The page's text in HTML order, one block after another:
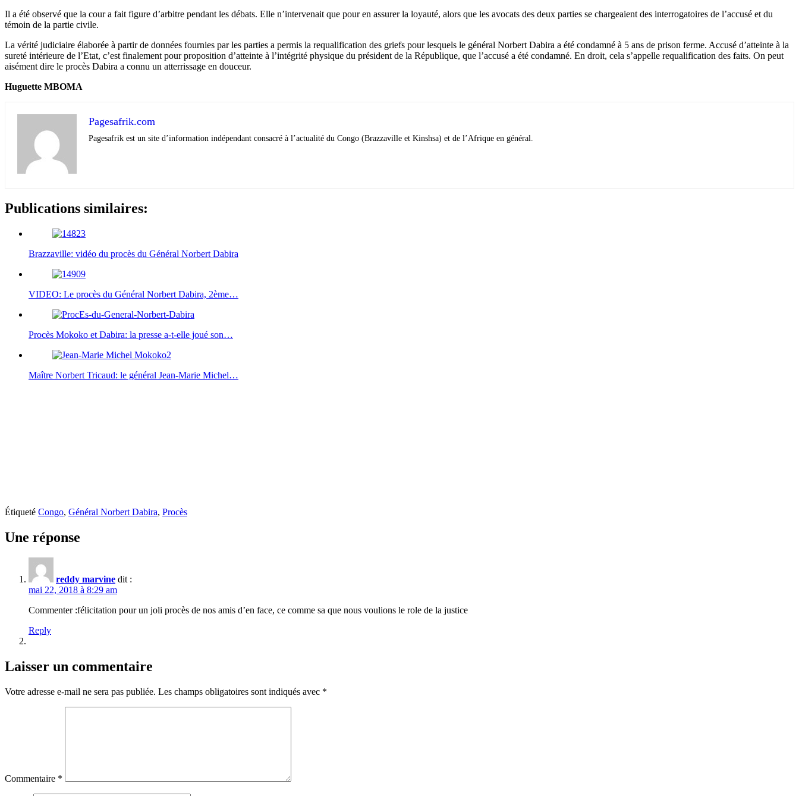
Il a été observé que la cour a fait figure d’arbitre pendant les débats. Elle n’intervenait que pour en assurer la loyauté, alors que les avocats des deux parties se chargeaient des interrogatoires de l’accusé et du
témoin de la partie civile.
La vérité judiciaire élaborée à partir de données fournies par les parties a permis la requalification des griefs pour lesquels le général Norbert Dabira a été condamné à 5 ans de prison ferme. Accusé d’atteinte à la
sureté intérieure de l’Etat, c’est finalement pour proposition d’atteinte à l’intégrité physique du président de la République, que l’accusé a été condamné. En droit, cela s’appelle requalification des faits. On peut
aisément dire le procès Dabira a connu un atterrissage en douceur.
Huguette MBOMA
Pagesafrik.com
Pagesafrik est un site d’information indépendant consacré à l’actualité du Congo (Brazzaville et Kinshsa) et de l’Afrique en général.
Publications similaires:
Brazzaville: vidéo du procès du Général Norbert Dabira
VIDEO: Le procès du Général Norbert Dabira, 2ème…
Procès Mokoko et Dabira: la presse a-t-elle joué son…
Maître Norbert Tricaud: le général Jean-Marie Michel…
Étiqueté Congo, Général Norbert Dabira, Procès
Une réponse
reddy marvine dit :
mai 22, 2018 à 8:29 am
Commenter :félicitation pour un joli procès de nos amis d’en face, ce comme sa que nous voulions le role de la justice
Reply
Laisser un commentaire
Votre adresse e-mail ne sera pas publiée. Les champs obligatoires sont indiqués avec *
Commentaire *